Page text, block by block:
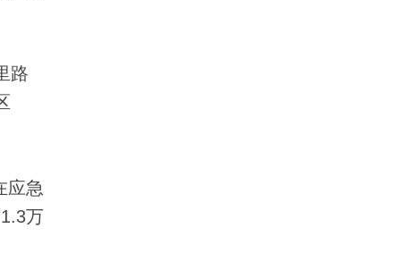
路
应急
万